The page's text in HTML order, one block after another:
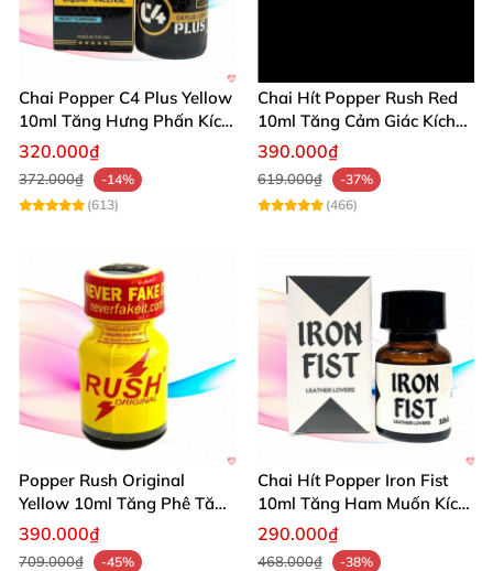
Chai Popper C4 Plus Yellow
10ml Tăng Hưng Phấn Kích
Thích Mạnh
320.000₫
372.000₫
-14%
(613)
Chai Hít Popper Rush Red
10ml Tăng Cảm Giác Kích
Thích Mạnh
390.000₫
619.000₫
-37%
(466)
Popper Rush Original
Yellow 10ml Tăng Phê Tăng
Kích Thích
390.000₫
709.000₫
-45%
Chai Hít Popper Iron Fist
10ml Tăng Ham Muốn Kích
Thích Mạnh
290.000₫
468.000₫
-38%